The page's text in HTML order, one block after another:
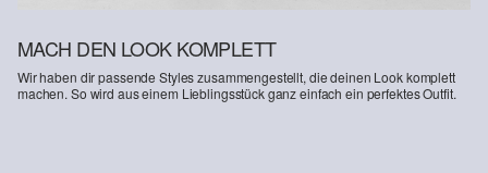
MACH DEN LOOK KOMPLETT
Wir haben dir passende Styles zusammengestellt, die deinen Look komplett
machen. So wird aus einem Lieblingsstück ganz einfach ein perfektes Outfit.